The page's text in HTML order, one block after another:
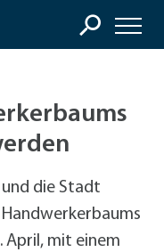
die Stadt
April, mit einem